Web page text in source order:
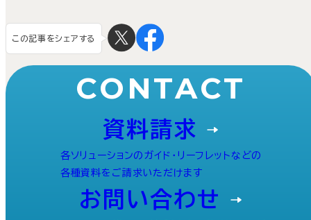
この記事をシェアする
CONTACT
資料請求
各ソリューションのガイド・リーフレットなどの
各種資料をご請求いただけます
お問い合わせ